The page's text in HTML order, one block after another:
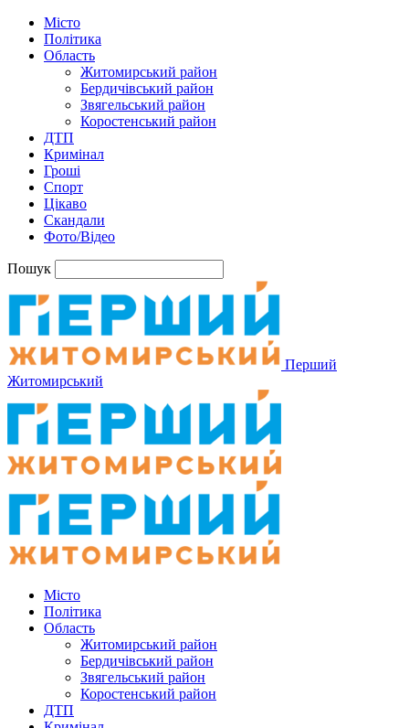
Місто
Політика
Область
Житомирський район
Бердичівський район
Звягельський район
Коростенський район
ДТП
Кримінал
Гроші
Спорт
Цікаво
Скандали
Фото/Відео
Пошук
Перший
Житомирський
Місто
Політика
Область
Житомирський район
Бердичівський район
Звягельський район
Коростенський район
ДТП